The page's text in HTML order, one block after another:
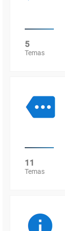
5
Temas
11
Temas